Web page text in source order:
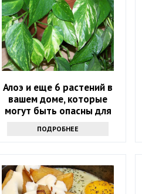
Алоэ и еще 6 растений в
вашем доме, которые
могут быть опасны для
ПОДРОБНЕЕ